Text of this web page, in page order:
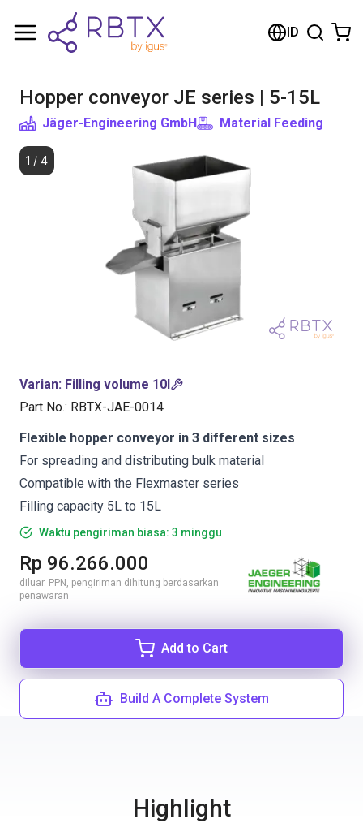
ID
Hopper conveyor JE series | 5-15L
Jäger-Engineering GmbH Material Feeding
1 / 4
Varian: Filling volume 10l
Part No.: RBTX-JAE-0014
Flexible hopper conveyor in 3 different sizes
For spreading and distributing bulk material
Compatible with the Flexmaster series
Filling capacity 5L to 15L
Waktu pengiriman biasa: 3 minggu
Rp 96.266.000
diluar. PPN, pengiriman dihitung berdasarkan
penawaran
Add to Cart
Build A Complete System
Highlight
Shopping Cart
Browse the shop